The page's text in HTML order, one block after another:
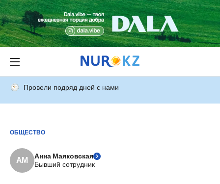
Провели подряд дней с нами
ОБЩЕСТВО
АМ
Анна Маяковская
Бывший сотрудник